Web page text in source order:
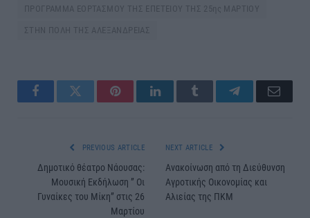
ΠΡΟΓΡΑΜΜΑ ΕΟΡΤΑΣΜΟΥ ΤΗΣ ΕΠΕΤΕΙΟΥ ΤΗΣ 25ης ΜΑΡΤΙΟΥ
ΣΤΗΝ ΠΟΛΗ ΤΗΣ ΑΛΕΞΑΝΔΡΕΙΑΣ
FacebookTwitter PinterestLinkedInTumblr TelegramEmail
PREVIOUS ARTICLE
Δημοτικό θέατρο Νάουσας:
Μουσική Εκδήλωση ” Οι
Γυναίκες του Μίκη” στις 26
Μαρτίου
NEXT ARTICLE
Ανακοίνωση από τη Διεύθυνση
Αγροτικής Οικονομίας και
Αλιείας της ΠΚΜ